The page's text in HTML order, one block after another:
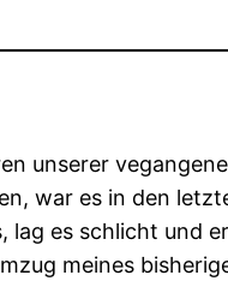
unserer
war es in den
lag es schlicht und
meines